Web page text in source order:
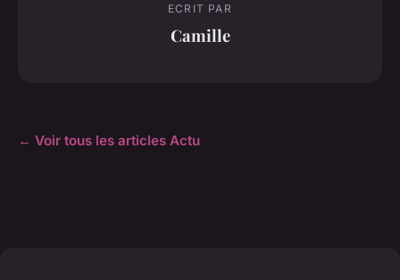
ECRIT PAR
Camille
← Voir tous les articles Actu